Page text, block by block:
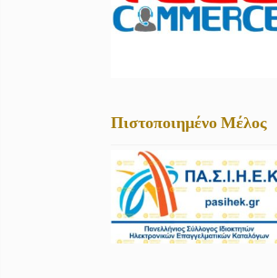
Πιστοποιημένο Μέλος